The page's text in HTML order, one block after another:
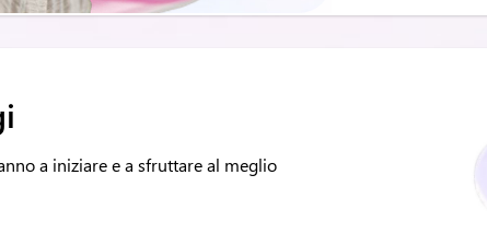
a iniziare e a sfruttare al meglio